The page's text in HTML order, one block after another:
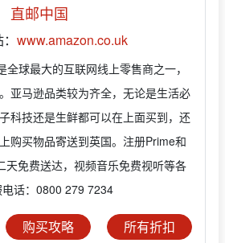
直邮中国
www.amazon.co.uk
球最大的互联网线上零售商之一，
亚马逊品类较为齐全，无论是生活必
科技还是生鲜都可以在上面买到，还
购买物品寄送到英国。注册Prime和
天免费送达，视频音乐免费视听等各
话：0800 279 7234
购买攻略 所有折扣